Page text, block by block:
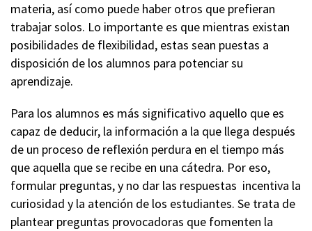
materia, así como puede haber otros que prefieran
trabajar solos. Lo importante es que mientras existan
posibilidades de flexibilidad, estas sean puestas a
disposición de los alumnos para potenciar su
aprendizaje.
Para los alumnos es más significativo aquello que es
capaz de deducir, la información a la que llega después
de un proceso de reflexión perdura en el tiempo más
que aquella que se recibe en una cátedra. Por eso,
formular preguntas, y no dar las respuestas incentiva la
curiosidad y la atención de los estudiantes. Se trata de
plantear preguntas provocadoras que fomenten la